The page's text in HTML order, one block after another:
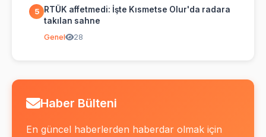
5
RTÜK affetmedi: İşte Kısmetse Olur'da radara
takılan sahne
Genel 28
Haber Bülteni
En güncel haberlerden haberdar olmak için